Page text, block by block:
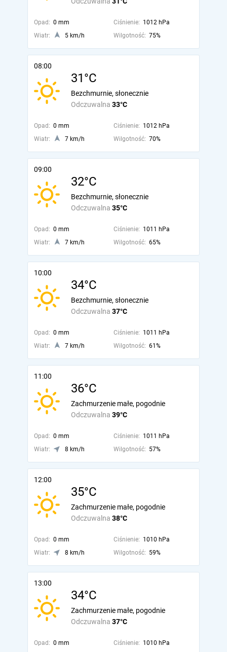
Opad: 0 mm Ciśnienie: 1012 hPa
Wiatr:
5 km/h Wilgotność: 75%
08:00
31°C
Odczuwalna 33°C
Bezchmurnie, słonecznie
Opad: 0 mm Ciśnienie: 1012 hPa
Wiatr:
7 km/h Wilgotność: 70%
09:00
32°C
Odczuwalna 35°C
Bezchmurnie, słonecznie
Opad: 0 mm Ciśnienie: 1011 hPa
Wiatr:
7 km/h Wilgotność: 65%
10:00
34°C
Odczuwalna 37°C
Bezchmurnie, słonecznie
Opad: 0 mm Ciśnienie: 1011 hPa
Wiatr:
7 km/h Wilgotność: 61%
11:00
36°C
Odczuwalna 39°C
Zachmurzenie małe, pogodnie
Opad: 0 mm Ciśnienie: 1011 hPa
Wiatr:
8 km/h Wilgotność: 57%
12:00
35°C
Odczuwalna 38°C
Zachmurzenie małe, pogodnie
Opad: 0 mm Ciśnienie: 1010 hPa
Wiatr:
8 km/h Wilgotność: 59%
13:00
34°C
Odczuwalna 37°C
Zachmurzenie małe, pogodnie
Opad: 0 mm Ciśnienie: 1010 hPa